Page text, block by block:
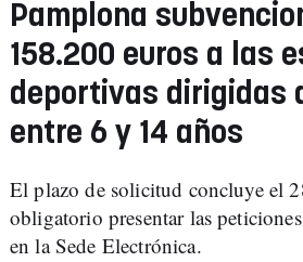
Pamplona
158.200 euros a las
deportivas dirigidas
entre 6 y 14 años
El plazo de solicitud concluye el
obligatorio presentar las
en la Sede Electrónica.